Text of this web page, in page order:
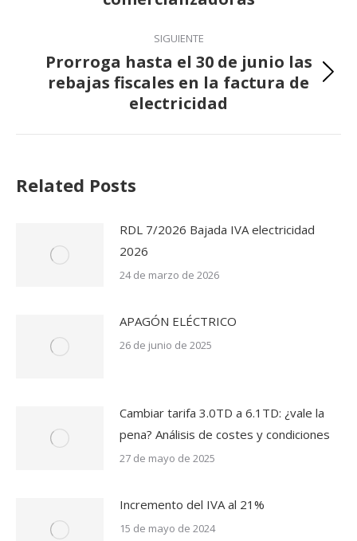
SIGUIENTE
Publicación
siguiente:
Prorroga hasta el 30 de junio las
rebajas fiscales en la factura de
electricidad
Related Posts
RDL 7/2026 Bajada IVA electricidad
2026
24 de marzo de 2026
APAGÓN ELÉCTRICO
26 de junio de 2025
Cambiar tarifa 3.0TD a 6.1TD: ¿vale la
pena? Análisis de costes y condiciones
27 de mayo de 2025
Incremento del IVA al 21%
15 de mayo de 2024